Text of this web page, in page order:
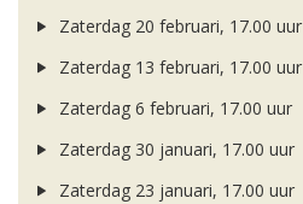
Zaterdag 20 februari, 17.00 uur
Zaterdag 13 februari, 17.00 uur
Zaterdag 6 februari, 17.00 uur
Zaterdag 30 januari, 17.00 uur
Zaterdag 23 januari, 17.00 uur